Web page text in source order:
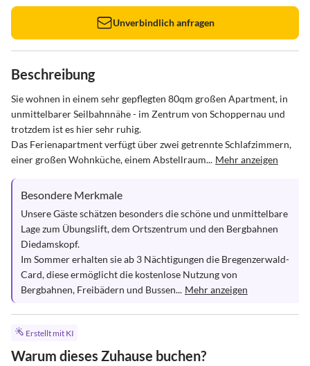
Unverbindlich anfragen
Beschreibung
Sie wohnen in einem sehr gepflegten 80qm großen Apartment, in
unmittelbarer Seilbahnnähe - im Zentrum von Schoppernau und
trotzdem ist es hier sehr ruhig.
Das Ferienapartment verfügt über zwei getrennte Schlafzimmern,
einer großen Wohnküche, einem Abstellraum... Mehr anzeigen
Besondere Merkmale
Unsere Gäste schätzen besonders die schöne und unmittelbare
Lage zum Übungslift, dem Ortszentrum und den Bergbahnen
Diedamskopf.
Im Sommer erhalten sie ab 3 Nächtigungen die Bregenzerwald-
Card, diese ermöglicht die kostenlose Nutzung von
Bergbahnen, Freibädern und Bussen... Mehr anzeigen
Erstellt mit KI
Warum dieses Zuhause buchen?